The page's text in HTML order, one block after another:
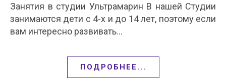
Занятия в студии Ультрамарин В нашей Студии
занимаются дети с 4-х и до 14 лет, поэтому если
вам интересно развивать…
ПОДРОБНЕЕ...